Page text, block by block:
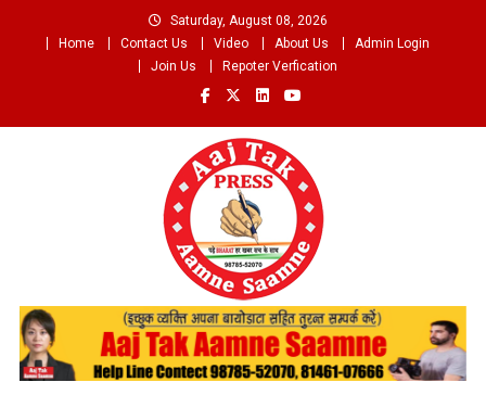
Saturday, August 08, 2026
Home
Contact Us Video About Us
Admin Login
Join Us
Repoter Verfication
Aaj Tak Aamne Saamne.com